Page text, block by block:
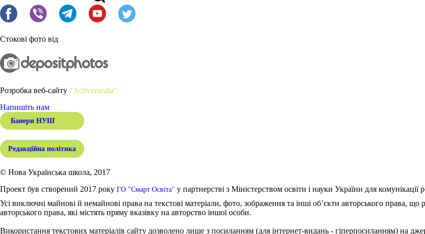
Стокові фото від
Розробка веб-сайту "Activemedia"
Напишіть нам
Банери НУШ
Редакційна політика
© Нова Українська школа, 2017
Проект був створений 2017 року ГО "Смарт Освіта" у партнерстві з Міністерством освіти і науки України для
Усі виключні майнові й немайнові права на текстові матеріали, фото, зображення та інші об’єкти авторського права, що
авторського права, які містять пряму вказівку на авторство іншої особи.
Використання текстових матеріалів сайту дозволено лише з посиланням (для інтернет-видань - гіперпосиланням) на